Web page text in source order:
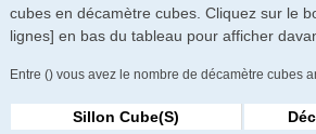
cubes en décamètre cubes. Cliquez sur le
lignes] en bas du tableau pour afficher
Entre () vous avez le nombre de décamètre cubes
Sillon Cube(s)